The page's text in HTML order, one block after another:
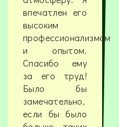
впечатлен его
высоким
профессионализмом
и опытом.
Спасибо ему
за его труд!
Было бы
замечательно,
если бы было